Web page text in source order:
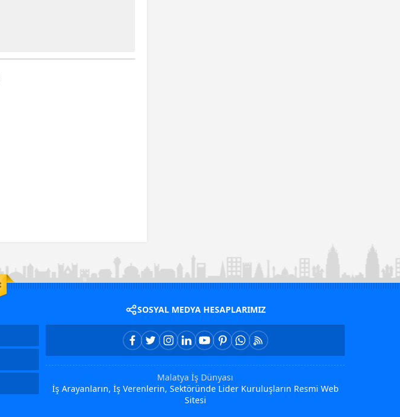
SOSYAL MEDYA HESAPLARIMIZ
Malatya İş Dünyası
İş Arayanların, İş Verenlerin, Sektöründe Lider Kuruluşların Resmi Web
Sitesi